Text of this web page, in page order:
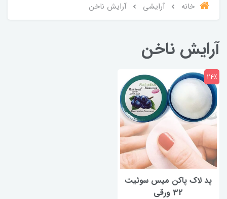
خانه آرایشی آرایش ناخن
آرایش ناخن
پد لاک پاکن میس سوئیت
32 ورقی
24٪